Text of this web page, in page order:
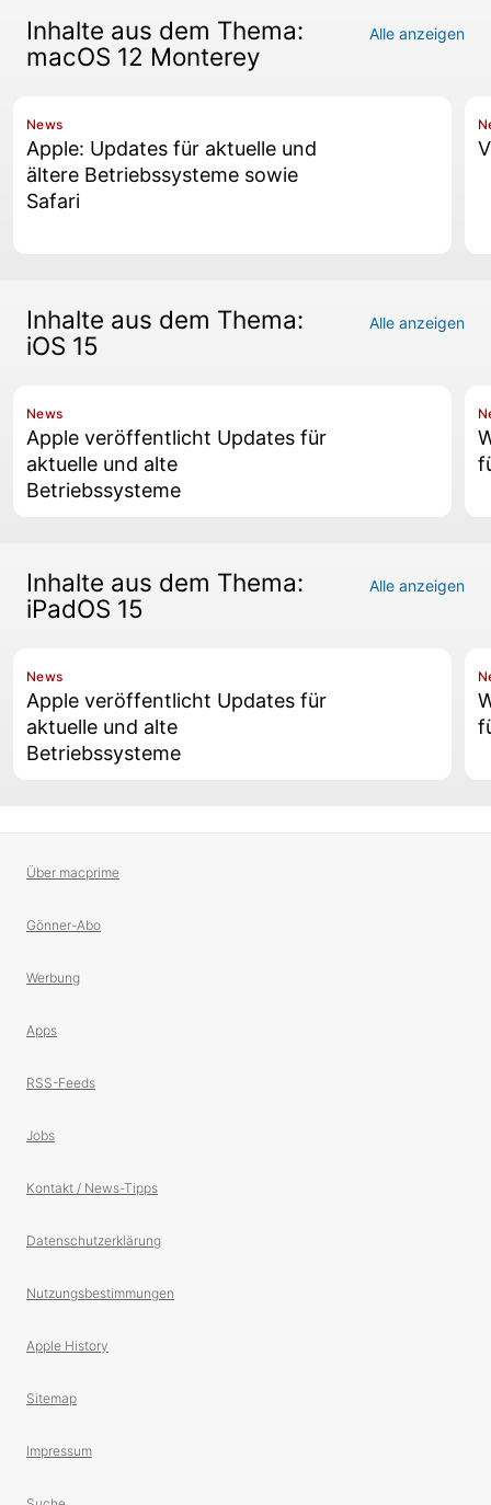
Inhalte aus dem Thema:
macOS 12 Monterey
Alle anzeigen
News
Apple: Updates für aktuelle und
ältere Betriebssysteme sowie
Safari
Inhalte aus dem Thema:
iOS 15
Alle anzeigen
News
Apple veröffentlicht Updates für
aktuelle und alte
Betriebssysteme
Inhalte aus dem Thema:
iPadOS 15
Alle anzeigen
News
Apple veröffentlicht Updates für
aktuelle und alte
Betriebssysteme
Über macprime
Gönner-Abo
Werbung
Apps
RSS-Feeds
Jobs
Kontakt / News-Tipps
Datenschutzerklärung
Nutzungsbestimmungen
Apple History
Sitemap
Impressum